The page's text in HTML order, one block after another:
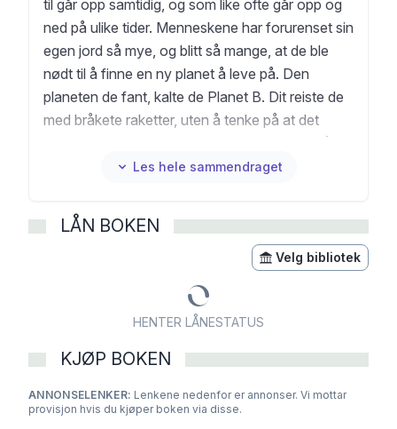
til går opp samtidig, og som like ofte går opp og
ned på ulike tider. Menneskene har forurenset sin
egen jord så mye, og blitt så mange, at de ble
nødt til å finne en ny planet å leve på. Den
planeten de fant, kalte de Planet B. Dit reiste de
med bråkete raketter, uten å tenke på at det
Planet B skjønner naturen. De vet at noen spiser
det. Men etter at menneskene dukket opp på
planeten, skjer det ting i skogen deres som de blir
nødt til å gjøre noe med. For selv om noen dyr
spiser andre og andre dyr blir spist, så er dette
helt naturlig. Det de finner, er ikke naturlig.
Hvordan skal dyrene, fuglene, fiskene og
insektene på Planet B få menneskene til å forstå
Planet B er illustrert med 25 akvareller av
forfatteren, og vil glede både store og små med
Les hele sammendraget
LÅN BOKEN
Velg bibliotek
HENTER LÅNESTATUS
KJØP BOKEN
ANNONSELENKER: Lenkene nedenfor er annonser. Vi mottar
provisjon hvis du kjøper boken via disse.